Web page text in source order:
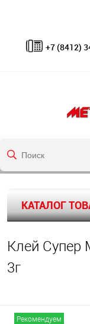
+7 (8412)
КАТАЛОГ
Клей Супер
3г
Рекомендуем